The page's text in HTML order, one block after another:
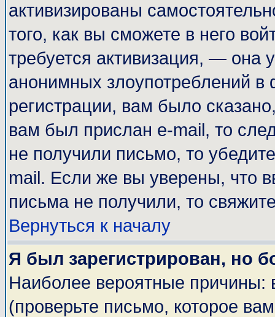
активизированы
того, как вы сможете в него
требуется активизация, — она
анонимных злоупотреблений
регистрации, вам было
вам был прислан e-mail, то
не получили письмо, то
mail. Если же вы уверены, что
письма не получили, то
Вернуться к началу
Я был зарегистрирован, но
Наиболее вероятные причины:
(проверьте письмо, которое